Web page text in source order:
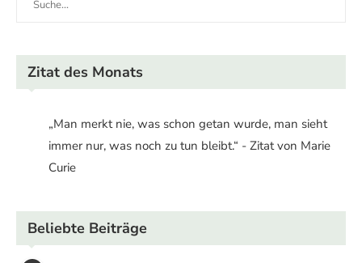
Zitat des Monats
„Man merkt nie, was schon getan wurde, man sieht
immer nur, was noch zu tun bleibt.“ - Zitat von Marie
Curie
Beliebte Beiträge